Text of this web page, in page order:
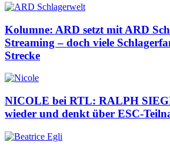
Kolumne: ARD setzt mit ARD
Streaming – doch viele
Strecke
NICOLE bei RTL: RALPH
wieder und denkt über ESC-